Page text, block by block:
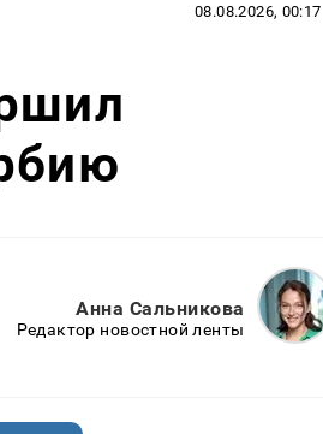
08.08.2026, 00:17
Анна Сальникова
Редактор новостной ленты